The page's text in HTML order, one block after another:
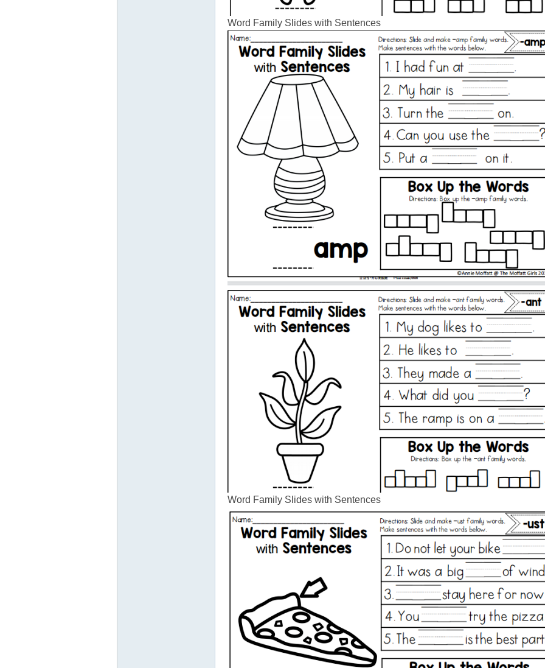
Word Family Slides with Sentences
Word Family Slides with Sentences